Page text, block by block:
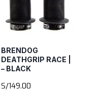
BRENDOG
DEATHGRIP RACE |
– BLACK
S/149.00